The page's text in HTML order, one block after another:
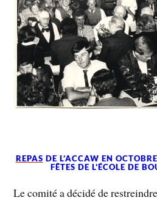
REPAS DE L’ACCAW EN
FÊTES DE L’ÉCOLE DE
Le comité a décidé de